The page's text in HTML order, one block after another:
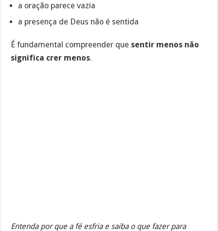
a oração parece vazia
a presença de Deus não é sentida
É fundamental compreender que sentir menos não
significa crer menos.
Entenda por que a fé esfria e saiba o que fazer para